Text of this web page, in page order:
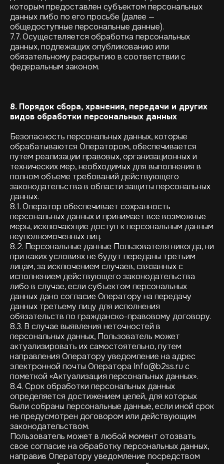
которым предоставлен субъектом персональных
данных либо по его просьбе (далее —
общедоступные персональные данные).
7.7. Осуществляется обработка персональных
данных, подлежащих опубликованию или
обязательному раскрытию в соответствии с
федеральным законом.
8. Порядок сбора, хранения, передачи и других
видов обработки персональных данных
Безопасность персональных данных, которые
обрабатываются Оператором, обеспечивается
путем реализации правовых, организационных и
технических мер, необходимых для выполнения в
полном объеме требований действующего
законодательства в области защиты персональных
данных.
8.1. Оператор обеспечивает сохранность
персональных данных и принимает все возможные
меры, исключающие доступ к персональным данным
неуполномоченных лиц.
8.2. Персональные данные Пользователя никогда, ни
при каких условиях не будут переданы третьим
лицам, за исключением случаев, связанных с
исполнением действующего законодательства
либо в случае, если субъектом персональных
данных дано согласие Оператору на передачу
данных третьему лицу для исполнения
обязательств по гражданско-правовому договору.
8.3. В случае выявления неточностей в
персональных данных, Пользователь может
актуализировать их самостоятельно, путем
направления Оператору уведомление на адрес
электронной почты Оператора Info@b2ss.ru с
пометкой «Актуализация персональных данных».
8.4. Срок обработки персональных данных
определяется достижением целей, для которых
были собраны персональные данные, если иной срок
не предусмотрен договором или действующим
законодательством.
Пользователь может в любой момент отозвать
свое согласие на обработку персональных данных,
направив Оператору уведомление посредством